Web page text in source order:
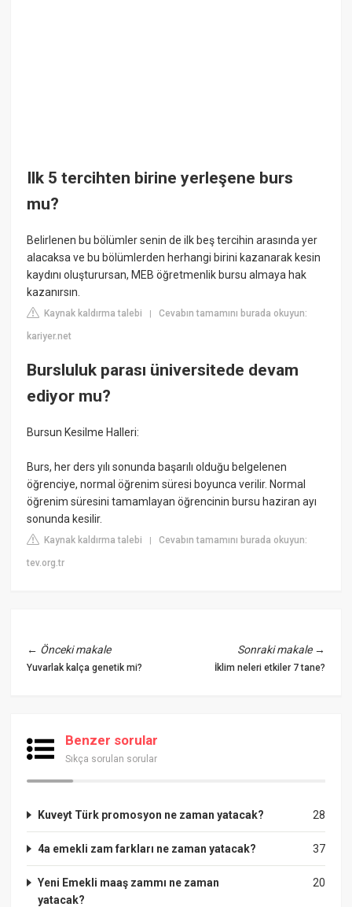
Ilk 5 tercihten birine yerleşene burs
mu?
Belirlenen bu bölümler senin de ilk beş tercihin arasında yer
alacaksa ve bu bölümlerden herhangi birini kazanarak kesin
kaydını oluşturursan, MEB öğretmenlik bursu almaya hak
kazanırsın.
Kaynak kaldırma talebi |Cevabın tamamını burada okuyun:
kariyer.net
Bursluluk parası üniversitede devam
ediyor mu?
Bursun Kesilme Halleri:
Burs, her ders yılı sonunda başarılı olduğu belgelenen
öğrenciye, normal öğrenim süresi boyunca verilir. Normal
öğrenim süresini tamamlayan öğrencinin bursu haziran ayı
sonunda kesilir.
Kaynak kaldırma talebi |Cevabın tamamını burada okuyun:
tev.org.tr
← Önceki makale
Yuvarlak kalça genetik mi?
Sonraki makale→
İklim neleri etkiler 7 tane?
Benzer sorular
Sıkça sorulan sorular
28
Kuveyt Türk promosyon ne zaman yatacak?
37
4a emekli zam farkları ne zaman yatacak?
20
Yeni Emekli maaş zammı ne zaman
yatacak?